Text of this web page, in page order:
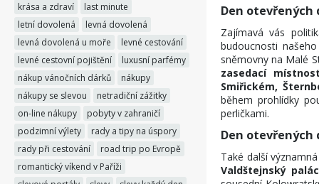
krása a zdraví
last minute
letní dovolená
levná dovolená
levná dovolená u moře
levné cestování
levné cestovní pojištění
luxusní parfémy
nákup vánočních dárků
nákupy
nákupy se slevou
netradiční zážitky
on-line nákupy
pobyty v zahraničí
podzimní výlety
rady a tipy na úspory
rady při cestování
road trip po Evropě
romantický víkend v Paříži
Den otevřených
Zajímavá vás
budoucnosti
sněmovny na Malé
zasedací
Smiřickém,
během prohlídky
perličkami.
Den otevřených
Také další
Valdštejnský palác